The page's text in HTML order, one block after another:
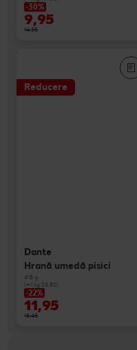
-30%
9,95
14,35
Reducere
Dante
Hrană umedă pisici
415 g
(=1 kg 28.80)
-22%
11,95
15,45